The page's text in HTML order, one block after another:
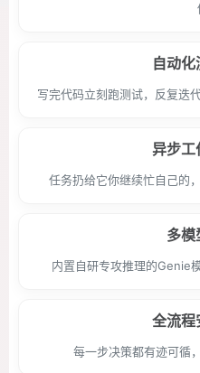
自动
写完代码立刻跑测试，反复迭
异步工
任务扔给它你继续忙自己的
多模
内置自研专攻推理的Genie
全流程
每一步决策都有迹可循